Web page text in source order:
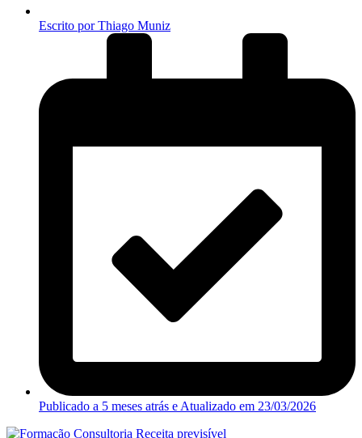
Escrito porThiago Muniz
Publicado a 5 meses atrás e Atualizado em 23/03/2026